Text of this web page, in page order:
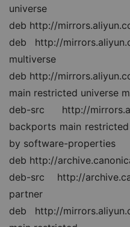
universe
deb http://
deb http://
multiverse
deb http://
main restricted universe
deb-src http://
backports main
by software-properties
deb http://
deb-src http://
partner
deb http://